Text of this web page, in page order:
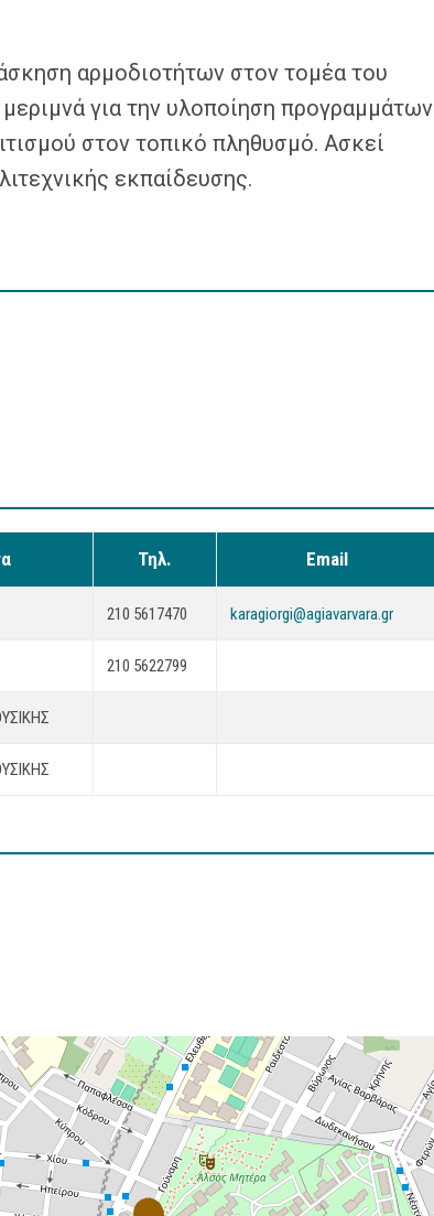
αρμοδιοτήτων στον τομέα του
για την υλοποίηση προγραμμάτων
στον τοπικό πληθυσμό. Ασκεί
εκπαίδευσης.
Τηλ. Email
210 5617470 karagiorgi@agiavarvara.gr
210 5622799